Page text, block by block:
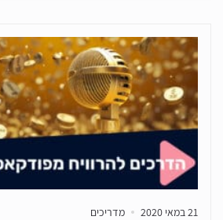
21 במאי 2020 מדריכים